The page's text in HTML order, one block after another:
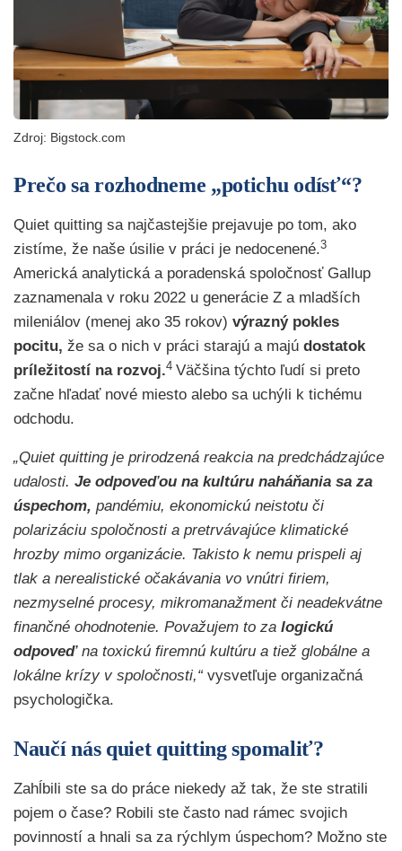
Zdroj: Bigstock.com
Prečo sa rozhodneme „potichu odísť“?
Quiet quitting sa najčastejšie prejavuje po tom, ako
zistíme, že naše úsilie v práci je nedocenené.3
Americká analytická a poradenská spoločnosť Gallup
zaznamenala v roku 2022 u generácie Z a mladších
mileniálov (menej ako 35 rokov) výrazný pokles
pocitu, že sa o nich v práci starajú a majú dostatok
príležitostí na rozvoj.4 Väčšina týchto ľudí si preto
začne hľadať nové miesto alebo sa uchýli k tichému
odchodu.
„Quiet quitting je prirodzená reakcia na predchádzajúce
udalosti. Je odpoveďou na kultúru naháňania sa za
úspechom, pandémiu, ekonomickú neistotu či
polarizáciu spoločnosti a pretrvávajúce klimatické
hrozby mimo organizácie. Takisto k nemu prispeli aj
tlak a nerealistické očakávania vo vnútri firiem,
nezmyselné procesy, mikromanažment či neadekvátne
finančné ohodnotenie. Považujem to za logickú
odpoveď na toxickú firemnú kultúru a tiež globálne a
lokálne krízy v spoločnosti,“ vysvetľuje organizačná
psychologička.
Naučí nás quiet quitting spomaliť?
Zahĺbili ste sa do práce niekedy až tak, že ste stratili
pojem o čase? Robili ste často nad rámec svojich
povinností a hnali sa za rýchlym úspechom? Možno ste